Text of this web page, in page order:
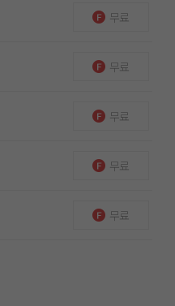
무료
무료
무료
무료
무료